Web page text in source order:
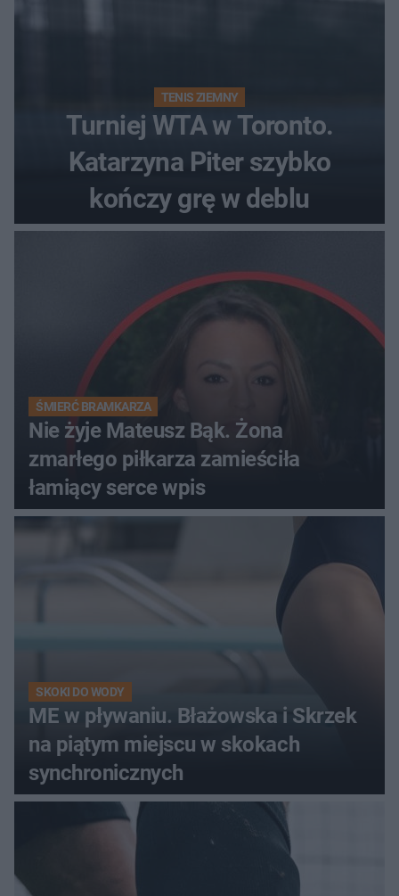
TENIS ZIEMNY
Turniej WTA w Toronto.
Katarzyna Piter szybko
kończy grę w deblu
ŚMIERĆ BRAMKARZA
Nie żyje Mateusz Bąk. Żona
zmarłego piłkarza zamieściła
łamiący serce wpis
SKOKI DO WODY
ME w pływaniu. Błażowska i Skrzek
na piątym miejscu w skokach
synchronicznych